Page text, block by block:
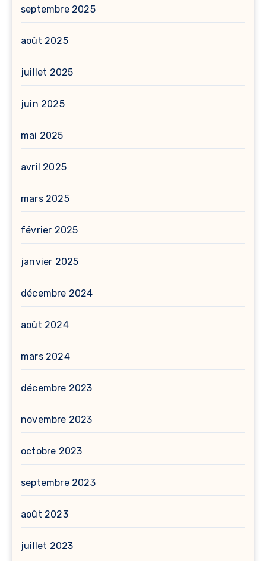
septembre 2025
août 2025
juillet 2025
juin 2025
mai 2025
avril 2025
mars 2025
février 2025
janvier 2025
décembre 2024
août 2024
mars 2024
décembre 2023
novembre 2023
octobre 2023
septembre 2023
août 2023
juillet 2023